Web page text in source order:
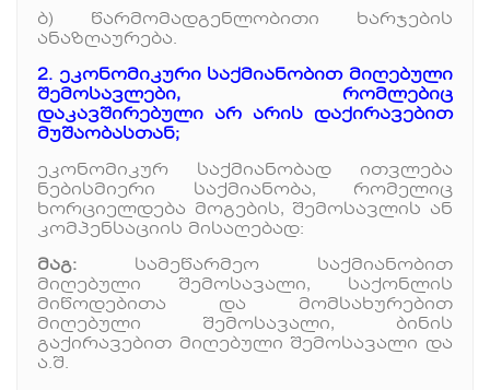
ბ) წარმომადგენლობითი ხარჯების
ანაზღაურება.
2. ეკონომიკური საქმიანობით მიღებული
შემოსავლები, რომლებიც
დაკავშირებული არ არის დაქირავებით
მუშაობასთან;
ეკონომიკურ საქმიანობად ითვლება
ნებისმიერი საქმიანობა, რომელიც
ხორციელდება მოგების, შემოსავლის ან
კომპენსაციის მისაღებად:
მაგ: სამეწარმეო საქმიანობით
მიღებული შემოსავალი, საქონლის
მიწოდებითა და მომსახურებით
მიღებული შემოსავალი, ბინის
გაქირავებით მიღებული შემოსავალი და
ა.შ.